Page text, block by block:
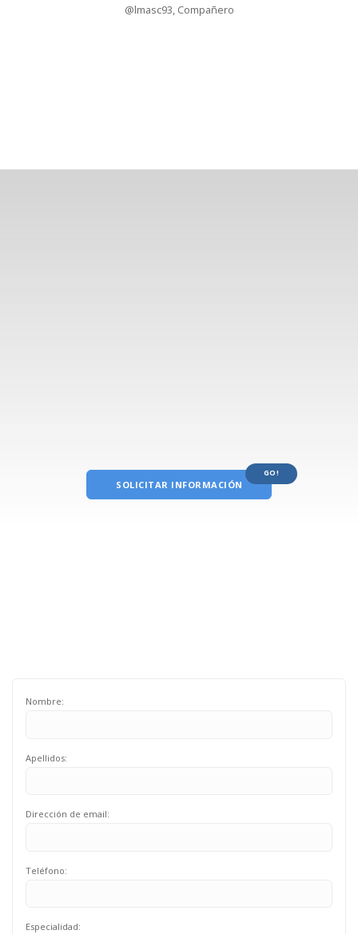
@lmasc93, Compañero
SOLICITAR INFORMACIÓN
GO!
Nombre:
Apellidos:
Dirección de email:
Teléfono:
Especialidad: